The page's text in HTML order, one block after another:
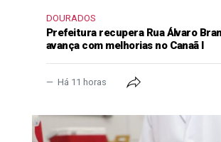
DOURADOS
Prefeitura recupera Rua Álvaro
avança com melhorias no Canaã I
Há 11 horas